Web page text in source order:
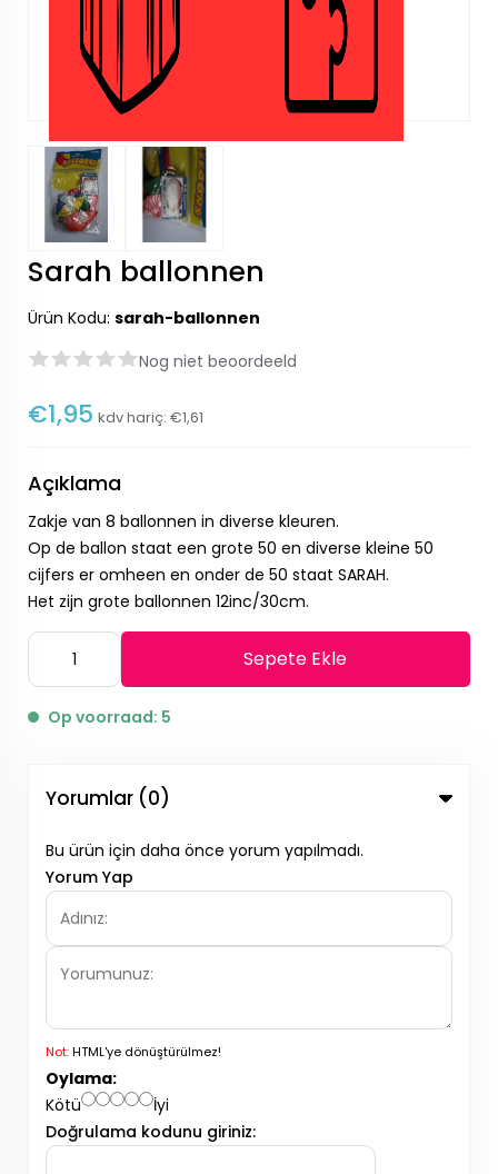
Sarah ballonnen
Ürün Kodu: sarah-ballonnen
Nog niet beoordeeld
€1,95 kdv hariç: €1,61
Açıklama
Zakje van 8 ballonnen in diverse kleuren.
Op de ballon staat een grote 50 en diverse kleine 50
cijfers er omheen en onder de 50 staat SARAH.
Het zijn grote ballonnen 12inc/30cm.
Sepete Ekle
Op voorraad: 5
Yorumlar (0)
Bu ürün için daha önce yorum yapılmadı.
Yorum Yap
Not:HTML'ye dönüştürülmez!
Oylama:
Kötü
İyi
Doğrulama kodunu giriniz: